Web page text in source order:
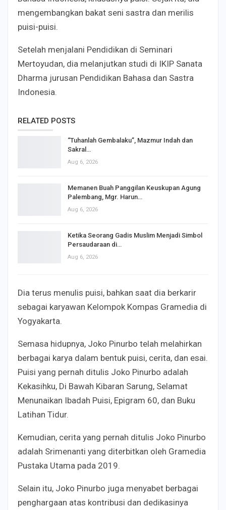
mengembangkan bakat seni sastra dan merilis
puisi-puisi.
Setelah menjalani Pendidikan di Seminari
Mertoyudan, dia melanjutkan studi di IKIP Sanata
Dharma jurusan Pendidikan Bahasa dan Sastra
Indonesia.
RELATED POSTS
“Tuhanlah Gembalaku”, Mazmur Indah dan
Sakral…
Aug 6, 2026
Memanen Buah Panggilan Keuskupan Agung
Palembang, Mgr. Harun…
Aug 6, 2026
Ketika Seorang Gadis Muslim Menjadi Simbol
Persaudaraan di…
Aug 6, 2026
Dia terus menulis puisi, bahkan saat dia berkarir
sebagai karyawan Kelompok Kompas Gramedia di
Yogyakarta.
Semasa hidupnya, Joko Pinurbo telah melahirkan
berbagai karya dalam bentuk puisi, cerita, dan esai.
Puisi yang pernah ditulis Joko Pinurbo adalah
Kekasihku, Di Bawah Kibaran Sarung, Selamat
Menunaikan Ibadah Puisi, Epigram 60, dan Buku
Latihan Tidur.
Kemudian, cerita yang pernah ditulis Joko Pinurbo
adalah Srimenanti yang diterbitkan oleh Gramedia
Pustaka Utama pada 2019.
Selain itu, Joko Pinurbo juga menyabet berbagai
penghargaan atas kontribusi dan dedikasinya